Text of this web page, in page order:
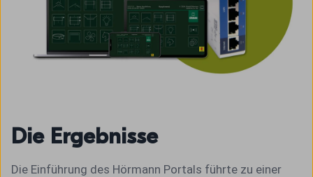
Die Ergebnisse
Die Einführung des Hörmann Portals führte zu einer